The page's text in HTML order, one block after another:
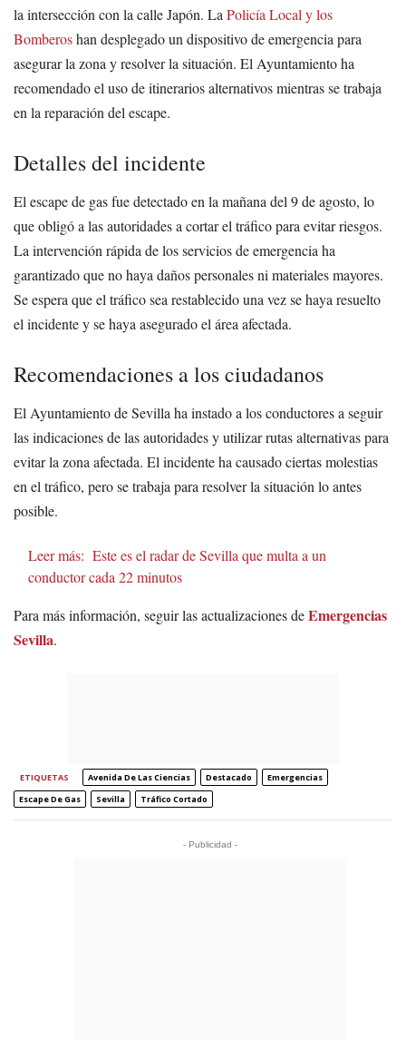
la intersección con la calle Japón. La Policía Local y los
Bomberoshan desplegado un dispositivo de emergencia para
asegurar la zona y resolver la situación. El Ayuntamiento ha
recomendado el uso de itinerarios alternativos mientras se trabaja
en la reparación del escape.
Detalles del incidente
El escape de gas fue detectado en la mañana del 9 de agosto, lo
que obligó a las autoridades a cortar el tráfico para evitar riesgos.
La intervención rápida de los servicios de emergencia ha
garantizado que no haya daños personales ni materiales mayores.
Se espera que el tráfico sea restablecido una vez se haya resuelto
el incidente y se haya asegurado el área afectada.
Recomendaciones a los ciudadanos
El Ayuntamiento de Sevilla ha instado a los conductores a seguir
las indicaciones de las autoridades y utilizar rutas alternativas para
evitar la zona afectada. El incidente ha causado ciertas molestias
en el tráfico, pero se trabaja para resolver la situación lo antes
posible.
Leer más: Este es el radar de Sevilla que multa a un
conductor cada 22 minutos
Para más información, seguir las actualizaciones deEmergencias
Sevilla.
ETIQUETAS Avenida De Las Ciencias Destacado
Emergencias
Escape De Gas
Sevilla Tráfico Cortado
- Publicidad -